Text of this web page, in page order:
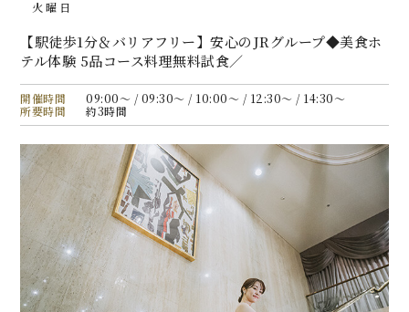
火曜日
【駅徒歩1分＆バリアフリー】安心のJRグループ◆美食ホ
テル体験 5品コース料理無料試食／
開催時間
09:00〜 / 09:30〜 / 10:00〜 / 12:30〜 / 14:30〜
所要時間
約3時間